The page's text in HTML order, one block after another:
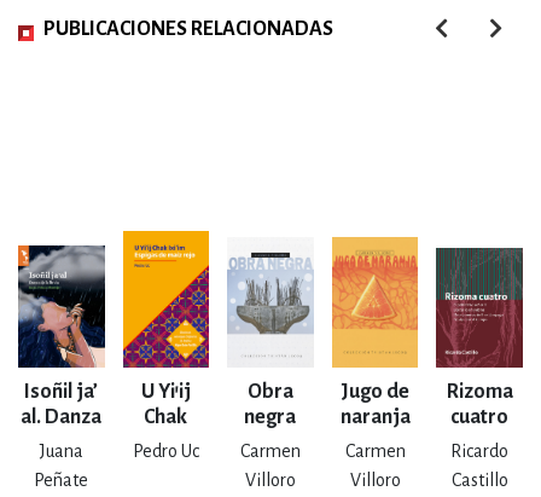
PUBLICACIONES RELACIONADAS
Isoñil ja’
al. Danza
de la
lluvia
Juana
Peñate
U Yi’ij
Chak
Ixi’im.
Pedro Uc
Obra
negra
Carmen
Villoro
Jugo de
naranja
Carmen
Villoro
Rizoma
cuatro
Ricardo
Castillo